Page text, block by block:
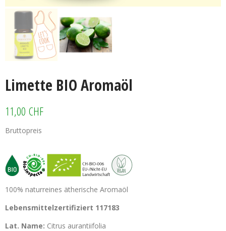
Limette BIO Aromaöl
11,00 CHF
Bruttopreis
100% naturreines ätherische Aromaöl
Lebensmittelzertifiziert 117183
Lat. Name: Citrus aurantiifolia